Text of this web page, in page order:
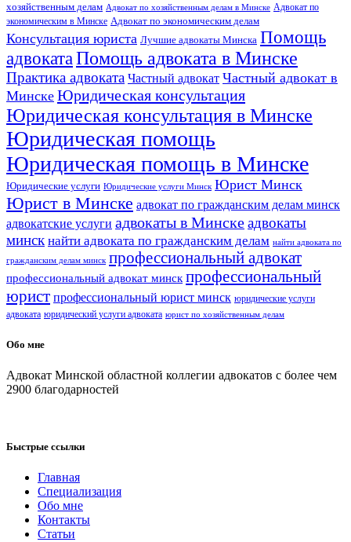
хозяйственным делам Адвокат по хозяйственным делам в Минске Адвокат по
экономическим в Минске Адвокат по экономическим делам
Консультация юриста Лучшие адвокаты Минска Помощь
адвокатаПомощь адвоката в Минске
Практика адвоката Частный адвокат Частный адвокат в
Минске Юридическая консультация
Юридическая консультация в Минске
Юридическая помощь
Юридическая помощь в Минске
Юридические услуги Юридические услуги Минск Юрист Минск
Юрист в Минске адвокат по гражданским делам минск
адвокатские услуги адвокаты в Минскеадвокаты
минск найти адвоката по гражданским делам найти адвоката по
гражданским делам минск профессиональный адвокат
профессиональный адвокат минск профессиональный
юрист профессиональный юрист минск юридические услуги
адвоката юридический услуги адвоката юрист по хозяйственным делам
Обо мне
Адвокат Минской областной коллегии адвокатов с более чем
2900 благодарностей
Быстрые ссылки
Главная
Специализация
Обо мне
Контакты
Статьи